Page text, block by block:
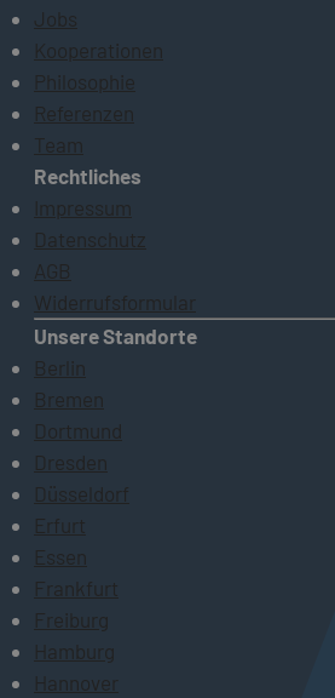
Jobs
Kooperationen
Philosophie
Referenzen
Team
Rechtliches
Impressum
Datenschutz
AGB
Widerrufsformular
Unsere Standorte
Berlin
Bremen
Dortmund
Dresden
Düsseldorf
Erfurt
Essen
Frankfurt
Freiburg
Hamburg
Hannover